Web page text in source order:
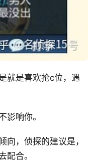
就是喜欢抢c位，遇
影响你。
向，侦探的建议是，
配合。